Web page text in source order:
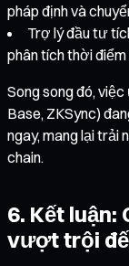
pháp định và
Trợ lý đầu tư
phân tích thời điểm
Song song đó,
Base, ZKSync)
ngay, mang lại trải
chain.
6. Kết luận:
vượt trội